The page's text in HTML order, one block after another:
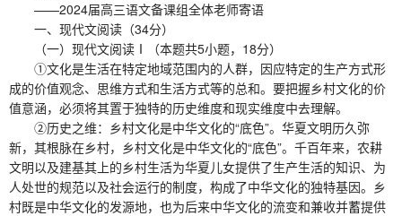
——2024届高三语文备课组全体老师寄语
一、现代文阅读（34分）
（一）现代文阅读Ⅰ（本题共5小题，18分）
①文化是生活在特定地域范围内的人群，因应特定的生产方式形
成的价值观念、思维方式和生活方式等的总和。要把握乡村文化的价
值意涵，必须将其置于独特的历史维度和现实维度中去理解。
②历史之维：乡村文化是中华文化的“底色”。华夏文明历久弥
新，其根脉在乡村，乡村文化是中华文化的“底色”。千百年来，农耕
文明以及建基其上的乡村生活为华夏儿女提供了生产生活的知识、为
人处世的规范以及社会运行的制度，构成了中华文化的独特基因。乡
村既是中华文化的发源地，也为后来中华文化的流变和兼收并蓄提供